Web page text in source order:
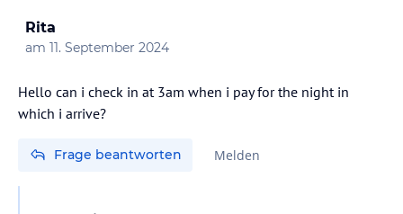
Rita
am 11. September 2024
Hello can i check in at 3am when i pay for the night in
which i arrive?
Frage beantworten Melden